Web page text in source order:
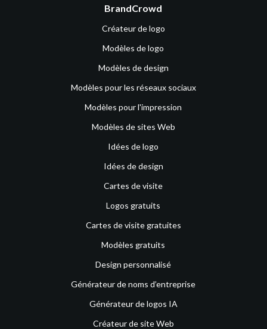
BrandCrowd
Créateur de logo
Modèles de logo
Modèles de design
Modèles pour les réseaux sociaux
Modèles pour l'impression
Modèles de sites Web
Idées de logo
Idées de design
Cartes de visite
Logos gratuits
Cartes de visite gratuites
Modèles gratuits
Design personnalisé
Générateur de noms d’entreprise
Générateur de logos IA
Créateur de site Web